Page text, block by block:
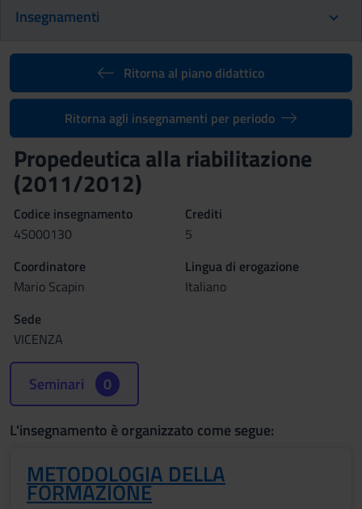
Insegnamenti
Ritorna al piano didattico
Ritorna agli insegnamenti per periodo
Propedeutica alla riabilitazione
(2011/2012)
Codice insegnamento
4S000130
Crediti
5
Coordinatore
Mario Scapin
Lingua di erogazione
Italiano
Sede
VICENZA
Seminari 0
L'insegnamento è organizzato come segue:
METODOLOGIA DELLA
FORMAZIONE